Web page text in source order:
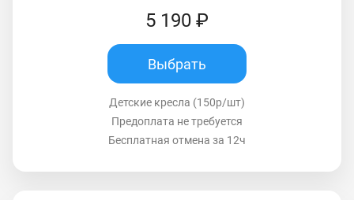
5 190 ₽
Выбрать
Детские кресла (150р/шт)
Предоплата не требуется
Бесплатная отмена за 12ч